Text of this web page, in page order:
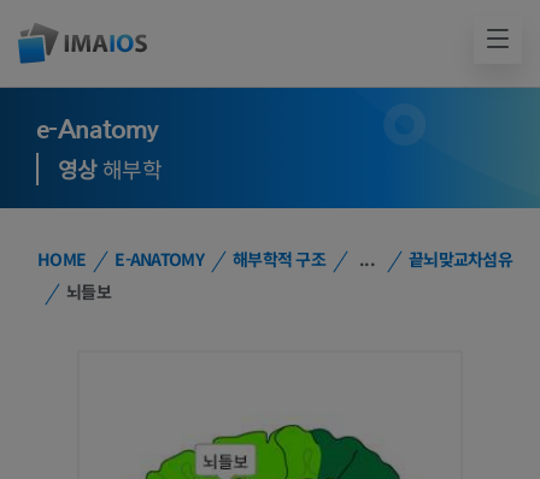
e-Anatomy
영상해부학
HOME E-ANATOMY 해부학적 구조 ...
끝뇌맞교차섬유
뇌들보